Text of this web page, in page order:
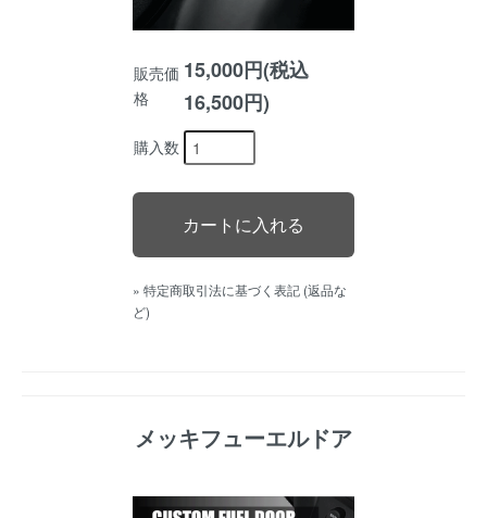
販売価
格
15,000円(税込
16,500円)
購入数
» 特定商取引法に基づく表記 (返品な
ど)
メッキフューエルドア